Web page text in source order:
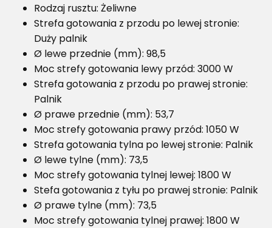
Rodzaj rusztu: Żeliwne
Strefa gotowania z przodu po lewej stronie:
Duży palnik
Ø lewe przednie (mm): 98,5
Moc strefy gotowania lewy przód: 3000 W
Strefa gotowania z przodu po prawej stronie:
Palnik
Ø prawe przednie (mm): 53,7
Moc strefy gotowania prawy przód: 1050 W
Strefa gotowania tylna po lewej stronie: Palnik
Ø lewe tylne (mm): 73,5
Moc strefy gotowania tylnej lewej: 1800 W
Stefa gotowania z tyłu po prawej stronie: Palnik
Ø prawe tylne (mm): 73,5
Moc strefy gotowania tylnej prawej: 1800 W